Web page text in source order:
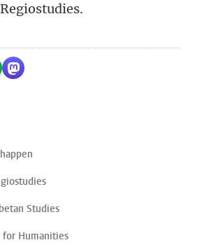
LinkedIn
via WhatsApp
Delen via Mastodon
Studies
for Humanities